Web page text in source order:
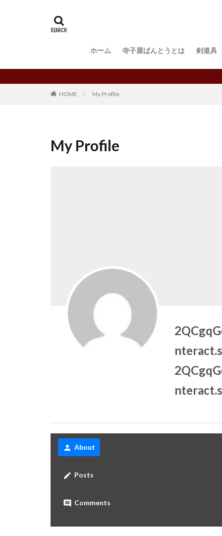
ホーム 寺子屋ばんとうとは 剣道具
HOME My Profile
My Profile
person About
create Posts
comment Comments